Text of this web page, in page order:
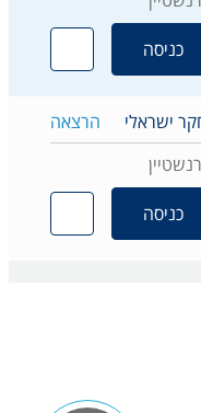
כניסה
ישראלי
הרצאה
כניסה